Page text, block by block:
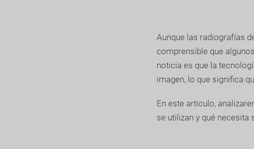
Aunque las radiografías
comprensible que
noticia es que la
imagen, lo que significa
En este artículo,
se utilizan y qué necesita